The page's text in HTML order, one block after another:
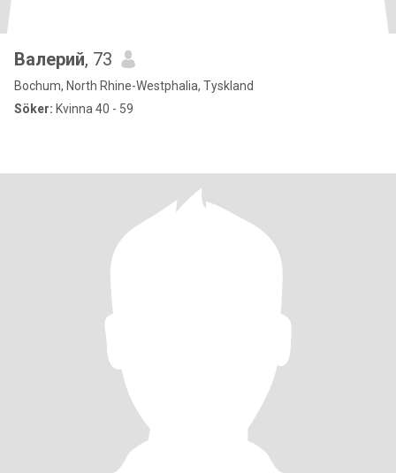
Валерий, 73
Bochum, North Rhine-Westphalia, Tyskland
Söker: Kvinna 40 - 59